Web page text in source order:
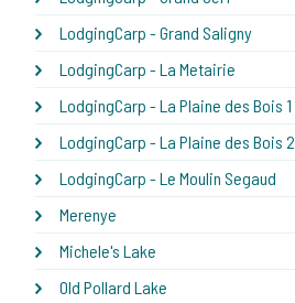
LodgingCarp - Grand Saligny
LodgingCarp - La Metairie
LodgingCarp - La Plaine des Bois 1
LodgingCarp - La Plaine des Bois 2
LodgingCarp - Le Moulin Segaud
Merenye
Michele's Lake
Old Pollard Lake